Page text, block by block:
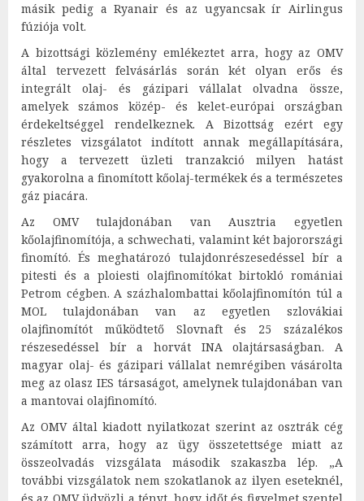
másik pedig a Ryanair és az ugyancsak ír Airlingus
fúziója volt.
A bizottsági közlemény emlékeztet arra, hogy az OMV
által tervezett felvásárlás során két olyan erős és
integrált olaj- és gázipari vállalat olvadna össze,
amelyek számos közép- és kelet-európai országban
érdekeltséggel rendelkeznek. A Bizottság ezért egy
részletes vizsgálatot indított annak megállapítására,
hogy a tervezett üzleti tranzakció milyen hatást
gyakorolna a finomított kőolaj-termékek és a természetes
gáz piacára.
Az OMV tulajdonában van Ausztria egyetlen
kőolajfinomítója, a schwechati, valamint két bajorországi
finomító. És meghatározó tulajdonrészesedéssel bír a
pitesti és a ploiesti olajfinomítókat birtokló romániai
Petrom cégben. A százhalombattai kőolajfinomítón túl a
MOL tulajdonában van az egyetlen szlovákiai
olajfinomítót működtető Slovnaft és 25 százalékos
részesedéssel bír a horvát INA olajtársaságban. A
magyar olaj- és gázipari vállalat nemrégiben vásárolta
meg az olasz IES társaságot, amelynek tulajdonában van
a mantovai olajfinomító.
Az OMV által kiadott nyilatkozat szerint az osztrák cég
számított arra, hogy az ügy összetettsége miatt az
összeolvadás vizsgálata második szakaszba lép. „A
további vizsgálatok nem szokatlanok az ilyen eseteknél,